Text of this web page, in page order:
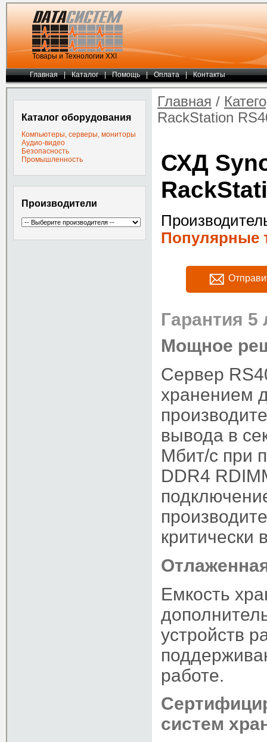
Товары и Технологии ХХI
Главная | Каталог | Помощь | Оплата | Контакты
Каталог оборудования
Компьютеры, серверы, мониторы
Аудио-видео
Безопасность
Промышленность
Производители
Главная /
RackStation
СХД
Популярные
Гарантия 5
Мощное
Сервер
хранением
вывода в
Мбит/с при
DDR4
критически
Емкость
устройств
работе.
систем